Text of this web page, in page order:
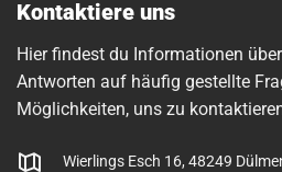
Kontaktiere uns
Hier findest du Informationen
Antworten auf häufig gestellte
Möglichkeiten, uns zu
Wierlings Esch 16, 48249